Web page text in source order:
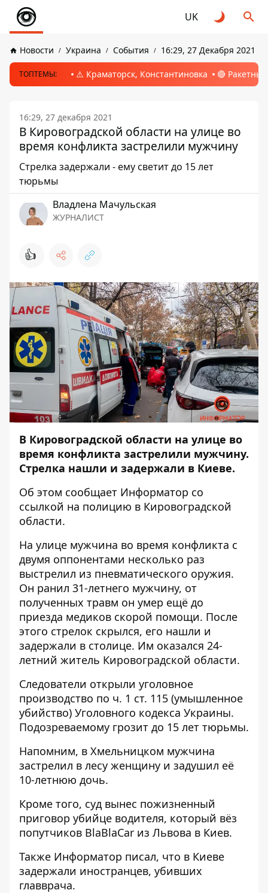
UK
Новости Украина События 16:29, 27 Декабря 2021
ТОПТЕМЫ: ⚠️ Краматорск, Константиновка 🔴
16:29, 27 декабря 2021
В Кировоградской области на улице во
время конфликта застрелили мужчину
Стрелка задержали - ему светит до 15 лет
тюрьмы
Владлена Мачульская
ЖУРНАЛИСТ
👍
В Кировоградской области на улице во
время конфликта застрелили мужчину.
Стрелка нашли и задержали в Киеве.
Об этом сообщает Информатор со
ссылкой на полицию в Кировоградской
области.
На улице мужчина во время конфликта с
двумя оппонентами несколько раз
выстрелил из пневматического оружия.
Он ранил 31-летнего мужчину, от
полученных травм он умер ещё до
приезда медиков скорой помощи. После
этого стрелок скрылся, его нашли и
задержали в столице. Им оказался 24-
летний житель Кировоградской области.
Следователи открыли уголовное
производство по ч. 1 ст. 115 (умышленное
убийство) Уголовного кодекса Украины.
Подозреваемому грозит до 15 лет тюрьмы.
Напомним, в Хмельницком мужчина
застрелил в лесу женщину и задушил её
10-летнюю дочь.
Кроме того, суд вынес пожизненный
приговор убийце водителя, который вёз
попутчиков BlaBlaCar из Львова в Киев.
Также Информатор писал, что в Киеве
задержали иностранцев, убивших
главврача.